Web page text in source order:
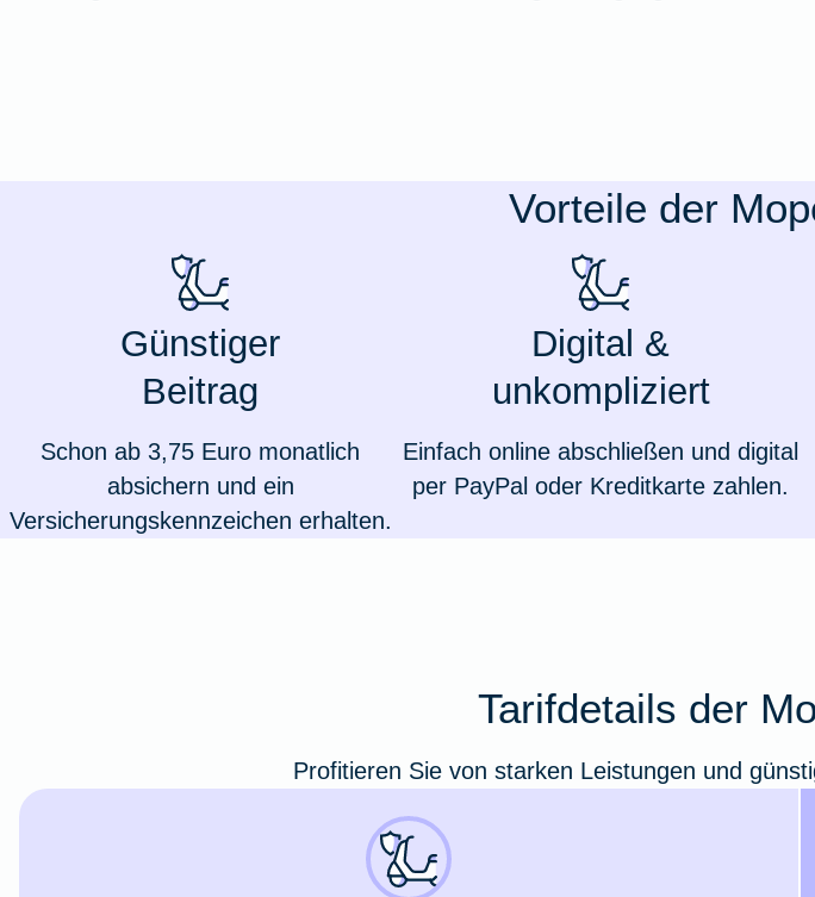
Zur Produktübersicht
Vorteile der
Günstiger
Beitrag
Schon ab 3,75 Euro monatlich
absichern und ein
Versicherungskennzeichen erhalten.
Digital &
unkompliziert
Einfach online abschließen und digital
per PayPal oder Kreditkarte zahlen.
Tarifdetails der
Profitieren Sie von starken Leistungen und